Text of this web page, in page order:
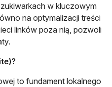
w kluczowym
na optymalizacji treści
linków poza nią, pozwoli
to fundament lokalnego